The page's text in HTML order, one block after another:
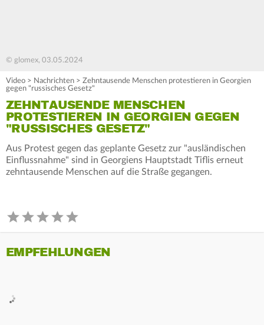
© glomex, 03.05.2024
Video > Nachrichten > Zehntausende Menschen protestieren in Georgien
gegen "russisches Gesetz"
ZEHNTAUSENDE MENSCHEN
PROTESTIEREN IN GEORGIEN GEGEN
"RUSSISCHES GESETZ"
Aus Protest gegen das geplante Gesetz zur "ausländischen
Einflussnahme" sind in Georgiens Hauptstadt Tiflis erneut
zehntausende Menschen auf die Straße gegangen.
EMPFEHLUNGEN